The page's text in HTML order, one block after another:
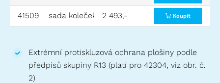
41509 sada koleček 2 493,- Koupit
Extrémní protiskluzová ochrana plošiny podle
předpisů skupiny R13 (platí pro 42304, viz obr. č.
2)